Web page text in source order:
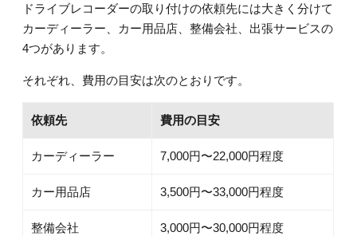
ドライブレコーダーの取り付けの依頼先には大きく分けて
カーディーラー、カー用品店、整備会社、出張サービスの
4つがあります。
それぞれ、費用の目安は次のとおりです。
依頼先 費用の目安
カーディーラー 7,000円〜22,000円程度
カー用品店 3,500円〜33,000円程度
整備会社 3,000円〜30,000円程度